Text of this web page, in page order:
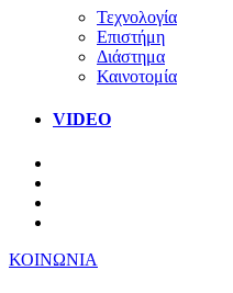
Τεχνολογία
Επιστήμη
Διάστημα
Καινοτομία
VIDEO
ΚΟΙΝΩΝΙΑ